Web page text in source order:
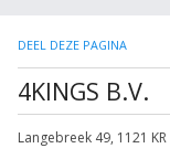
DEEL DEZE PAGINA
4KINGS B.V.
Langebreek 49, 1121 KR